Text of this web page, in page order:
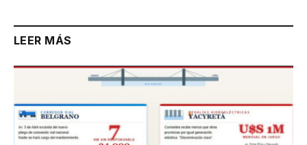
LEER MÁS